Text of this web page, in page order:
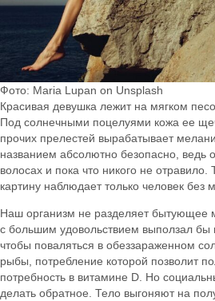
Фото: Maria Lupan on Unsplash
Красивая девушка лежит на мягком
Под солнечными поцелуями кожа ее
прочих прелестей вырабатывает
названием абсолютно безопасно, ведь
волосах и пока что никого не
картину наблюдает только человек без
Наш организм не разделяет бытующее
с большим удовольствием выползал бы
чтобы поваляться в обеззараженном
рыбы, потребление которой позволит
потребность в витамине D. Но
делать обратное. Тело выгоняют на